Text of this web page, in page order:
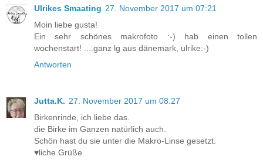
Ulrikes Smaating 27. November 2017 um 07:21
Moin liebe gusta!
Ein sehr schönes makrofoto :-) hab einen tollen
wochenstart! ....ganz lg aus dänemark, ulrike:-)
Antworten
Jutta.K. 27. November 2017 um 08:27
Birkenrinde, ich liebe das.
die Birke im Ganzen natürlich auch.
Schön hast du sie unter die Makro-Linse gesetzt.
♥liche Grüße